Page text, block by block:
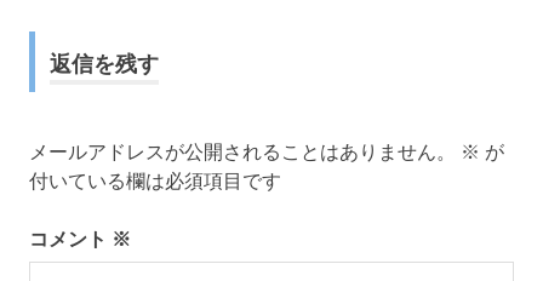
ナ
ビ
ー
シ
返信を残す
メールアドレスが公開されることはありません。 ※ が
付いている欄は必須項目です
コメント ※